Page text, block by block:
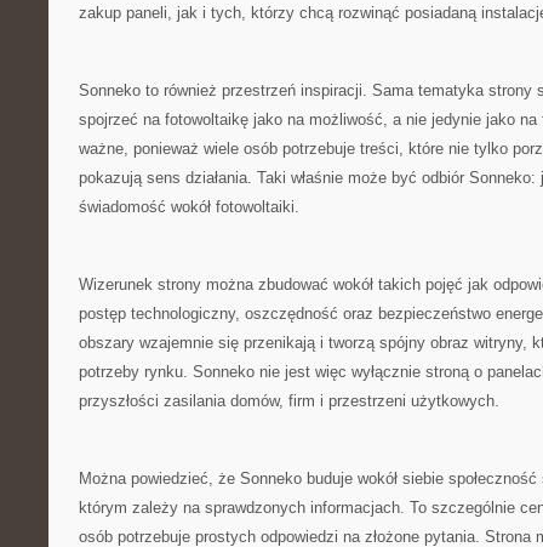
zakup paneli, jak i tych, którzy chcą rozwinąć posiadaną
Sonneko to również przestrzeń inspiracji. Sama tematyka strony
spojrzeć na fotowoltaikę jako na możliwość, a nie jedynie jako
ważne, ponieważ wiele osób potrzebuje treści, które nie tylko
pokazują sens działania. Taki właśnie może być odbiór
świadomość wokół fotowoltaiki.
Wizerunek strony można zbudować wokół takich pojęć jak
postęp technologiczny, oszczędność oraz bezpieczeństwo
obszary wzajemnie się przenikają i tworzą spójny obraz witryny,
potrzeby rynku. Sonneko nie jest więc wyłącznie stroną o
przyszłości zasilania domów, firm i przestrzeni użytkowych.
Można powiedzieć, że Sonneko buduje wokół siebie
którym zależy na sprawdzonych informacjach. To szczególnie
osób potrzebuje prostych odpowiedzi na złożone pytania. Strona